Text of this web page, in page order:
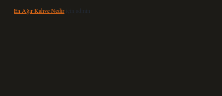
En Ağır Kahve Nedir için admin